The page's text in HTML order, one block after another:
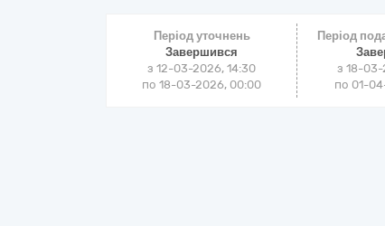
Період уточнень
Завершився
з 12-03-2026, 14:30
по 18-03-2026, 00:00
Період
з 18-
по 01-